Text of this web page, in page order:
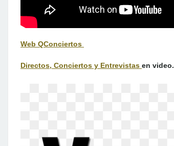
Web QConciertos
Directos, Conciertos y Entrevistas en video.